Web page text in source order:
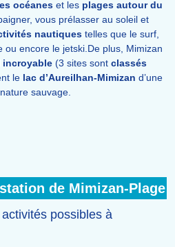
océanes et les plages autour du
vous prélasser au soleil et
nautiques telles que le surf,
ou encore le jetski.De plus, Mimizan
incroyable (3 sites sont classés
le lac d’Aureilhan-Mimizan d’une
sauvage.
de Mimizan-Plage
possibles à